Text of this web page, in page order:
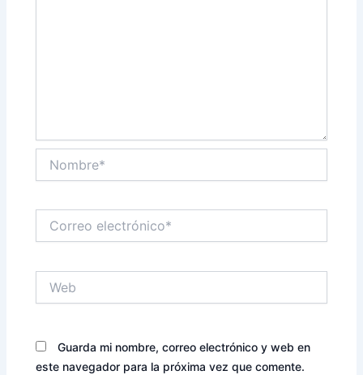
electrónico*
Guarda mi nombre, correo electrónico y web en
este navegador para la próxima vez que comente.